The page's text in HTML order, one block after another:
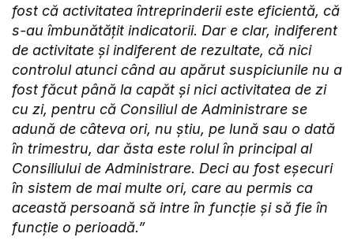
fost că activitatea întreprinderii este eficientă, că
s-au îmbunătățit indicatorii. Dar e clar, indiferent
de activitate și indiferent de rezultate, că nici
controlul atunci când au apărut suspiciunile nu a
fost făcut până la capăt și nici activitatea de zi
cu zi, pentru că Consiliul de Administrare se
adună de câteva ori, nu știu, pe lună sau o dată
în trimestru, dar ăsta este rolul în principal al
Consiliului de Administrare. Deci au fost eșecuri
în sistem de mai multe ori, care au permis ca
această persoană să intre în funcție și să fie în
funcție o perioadă.”